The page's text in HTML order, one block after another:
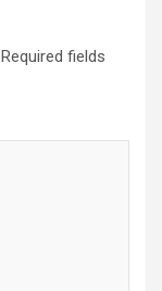
Required fields